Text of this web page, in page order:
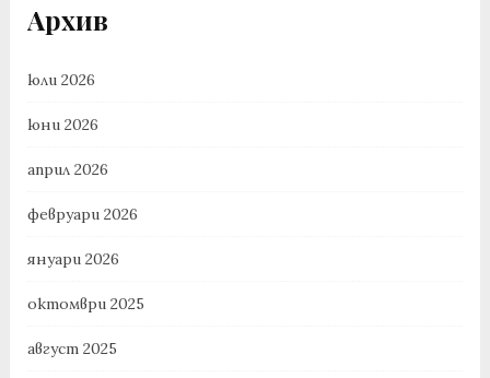
Архив
юли 2026
юни 2026
април 2026
февруари 2026
януари 2026
октомври 2025
август 2025